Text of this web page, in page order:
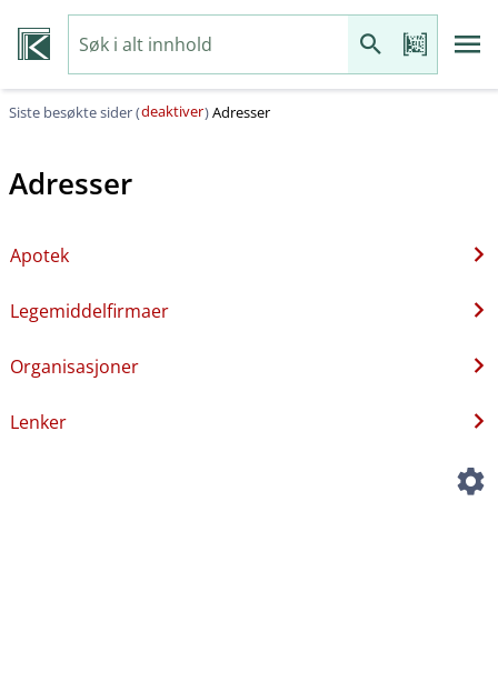
Siste besøkte sider (deaktiver)Adresser
Adresser
Apotek
Legemiddelfirmaer
Organisasjoner
Lenker